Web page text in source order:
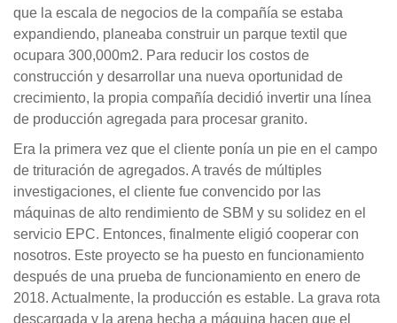
que la escala de negocios de la compañía se estaba
expandiendo, planeaba construir un parque textil que
ocupara 300,000m2. Para reducir los costos de
construcción y desarrollar una nueva oportunidad de
crecimiento, la propia compañía decidió invertir una línea
de producción agregada para procesar granito.
Era la primera vez que el cliente ponía un pie en el campo
de trituración de agregados. A través de múltiples
investigaciones, el cliente fue convencido por las
máquinas de alto rendimiento de SBM y su solidez en el
servicio EPC. Entonces, finalmente eligió cooperar con
nosotros. Este proyecto se ha puesto en funcionamiento
después de una prueba de funcionamiento en enero de
2018. Actualmente, la producción es estable. La grava rota
descargada y la arena hecha a máquina hacen que el